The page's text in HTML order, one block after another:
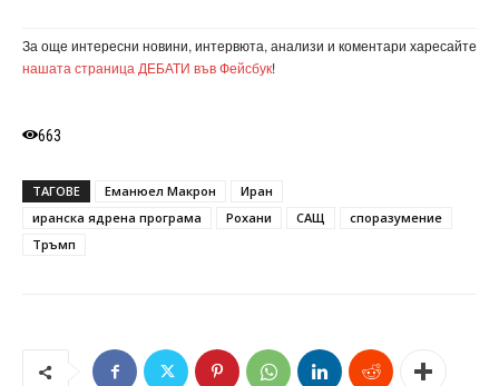
За още интересни новини, интервюта, анализи и коментари харесайте
нашата страница ДЕБАТИ във Фейсбук!
663
ТАГОВЕ Еманюел Макрон
Иран
иранска ядрена програма
Рохани САЩ
споразумение
Тръмп